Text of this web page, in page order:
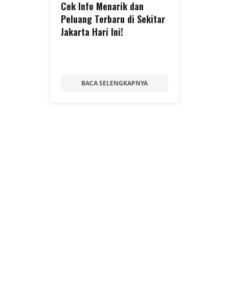
Cek Info Menarik dan
Peluang Terbaru di Sekitar
Jakarta Hari Ini!
BACA SELENGKAPNYA